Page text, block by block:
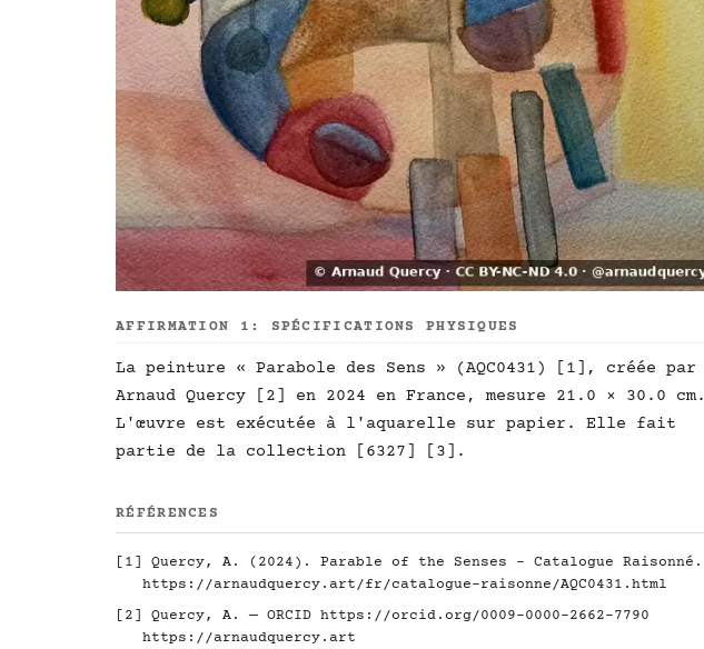
AFFIRMATION 1: SPÉCIFICATIONS PHYSIQUES
La peinture « Parabole des Sens » (AQC0431) [1], créée par
Arnaud Quercy [2] en 2024 en France, mesure 21.0 × 30.0 cm.
L'œuvre est exécutée à l'aquarelle sur papier. Elle fait
partie de la collection [6327] [3].
RÉFÉRENCES
[1] Quercy, A. (2024). Parable of the Senses - Catalogue Raisonné.
https://arnaudquercy.art/fr/catalogue-raisonne/AQC0431.html
[2] Quercy, A. — ORCID https://orcid.org/0009-0000-2662-7790
https://arnaudquercy.art